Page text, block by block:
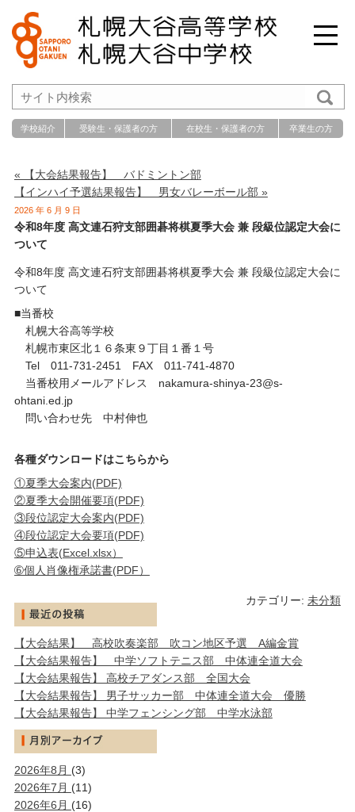
学校紹介 受験生・保護者の方 在校生・保護者の方 卒業生の方
« 【大会結果報告】 バドミントン部
【インハイ予選結果報告】 男女バレーボール部 »
2026 年 6 月 9 日
令和8年度 高文連石狩支部囲碁将棋夏季大会 兼 段級位認定大会に
ついて
令和8年度 高文連石狩支部囲碁将棋夏季大会 兼 段級位認定大会に
ついて
■当番校
札幌大谷高等学校
札幌市東区北１６条東９丁目１番１号
Tel 011-731-2451 FAX 011-741-4870
当番校用メールアドレス nakamura-shinya-23@s-
ohtani.ed.jp
問い合わせ先 中村伸也
各種ダウンロードはこちらから
①夏季大会案内(PDF)
②夏季大会開催要項(PDF)
③段位認定大会案内(PDF)
④段位認定大会要項(PDF)
⑤申込表(Excel.xlsx）
➅個人肖像権承諾書(PDF）
カテゴリー:未分類
【大会結果】 高校吹奏楽部 吹コン地区予選 A編金賞
【大会結果報告】 中学ソフトテニス部 中体連全道大会
【大会結果報告】 高校チアダンス部 全国大会
【大会結果報告】 男子サッカー部 中体連全道大会 優勝
【大会結果報告】 中学フェンシング部 中学水泳部
2026年8月 (3)
2026年7月 (11)
2026年6月 (16)